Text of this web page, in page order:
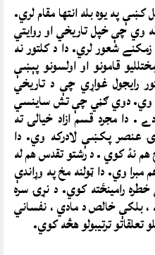
کښې په يوه بله انتها مقام لري.
وي چې خپل تاريخي او روايتي
شعور لري. دا د کلتور نه
قامونو او اولسونو پېښې
رايجول غواړي چې د تاريخي
وي. دوي ګڼي چې تش ساينسي
. دا مجرد قسم ازاد خيالۍ ته
عنصر پکښې لادرکه وي. دا
هم نۀ کوي . د رشتو تقدس هم له
وي. دا ټولنه مخ په وړاندې
رامينځته کوي. د نړۍ سره
، بلکې خالص د مادي ، نفساني
ترتيبولو هڅه کوي.